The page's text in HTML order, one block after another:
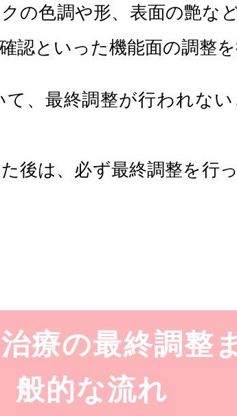
の色調や形、表面の艶な
認といった機能面の調整を
、最終調整が行われな
後は、必ず最終調整を行
療の最終調整
般的な流れ